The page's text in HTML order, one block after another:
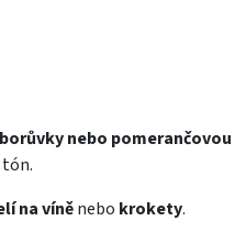
borůvky nebo pomerančovou
na víněnebo krokety.